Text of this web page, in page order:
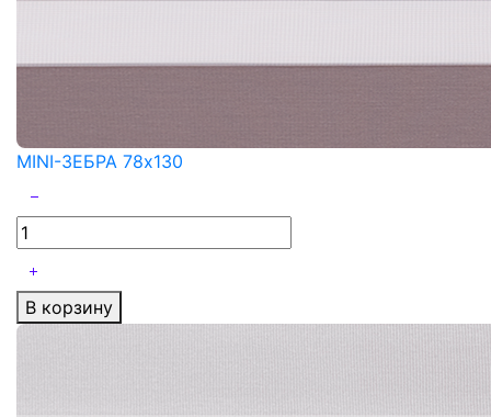
MINI-ЗЕБРА 78x130
В корзину